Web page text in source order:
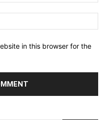
in this browser for the